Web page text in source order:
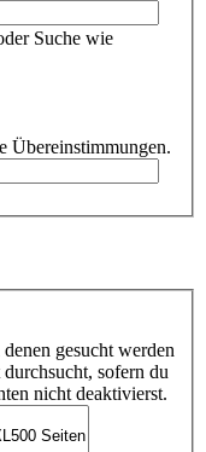
Suche wie
Übereinstimmungen.
gesucht werden
sofern du
nicht deaktivierst.